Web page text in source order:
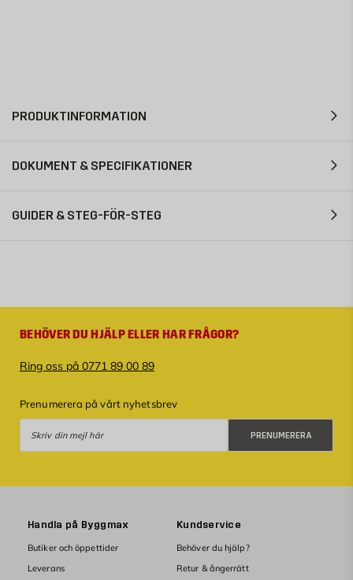
PRODUKTINFORMATION
DOKUMENT & SPECIFIKATIONER
GUIDER & STEG-FÖR-STEG
BEHÖVER DU HJÄLP ELLER HAR FRÅGOR?
Ring oss på 0771 89 00 89
Prenumerera på vårt nyhetsbrev
PRENUMERERA
Handla på Byggmax
Butiker och öppettider
Leverans
Kundservice
Behöver du hjälp?
Retur & ångerrätt